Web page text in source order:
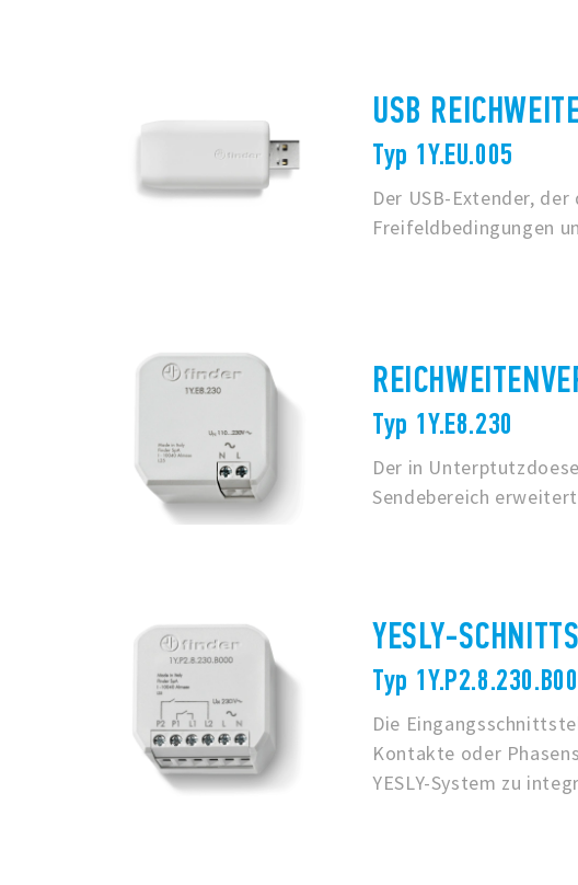
USB
Typ 1Y.EU.005
Der USB-Extender,
Freifeldbedingungen
Typ 1Y.E8.230
Der in
Sendebereich erweitert
YESLY-
Typ
Die
Kontakte oder
YESLY-System zu